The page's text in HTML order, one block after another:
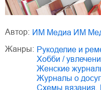
Автор:
ИМ Медиа ИМ
Жанры:
рукоделие и
хобби /
женские
журналы о
схемы вязания